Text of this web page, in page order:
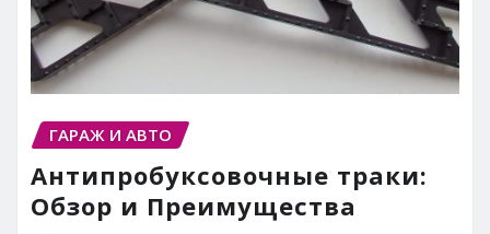
ГАРАЖ И АВТО
Антипробуксовочные траки:
Обзор и Преимущества